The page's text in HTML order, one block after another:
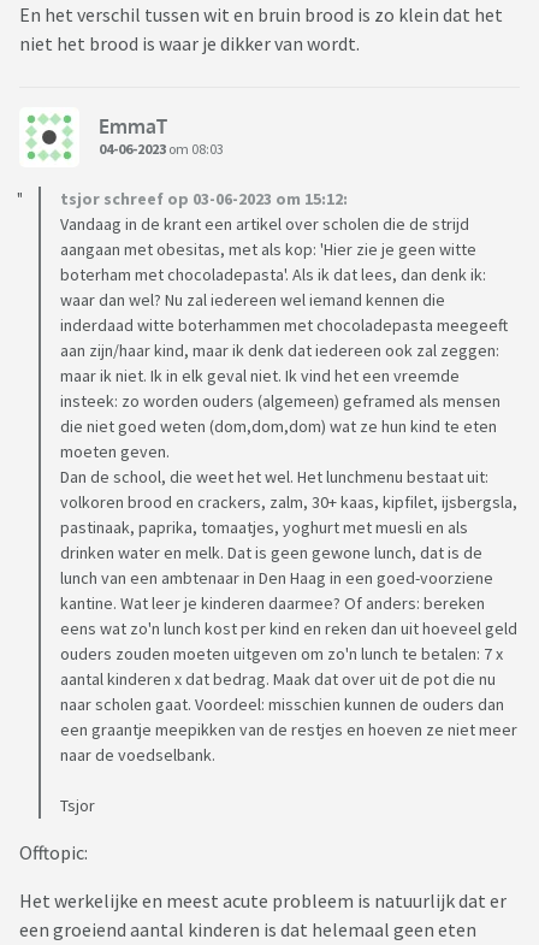
En het verschil tussen wit en bruin brood is zo klein dat het
niet het brood is waar je dikker van wordt.
EmmaT
04-06-2023 om 08:03
tsjor schreef op 03-06-2023 om 15:12:
Vandaag in de krant een artikel over scholen die de strijd
aangaan met obesitas, met als kop: 'Hier zie je geen witte
boterham met chocoladepasta'. Als ik dat lees, dan denk ik:
waar dan wel? Nu zal iedereen wel iemand kennen die
inderdaad witte boterhammen met chocoladepasta meegeeft
aan zijn/haar kind, maar ik denk dat iedereen ook zal zeggen:
maar ik niet. Ik in elk geval niet. Ik vind het een vreemde
insteek: zo worden ouders (algemeen) geframed als mensen
die niet goed weten (dom,dom,dom) wat ze hun kind te eten
moeten geven.
Dan de school, die weet het wel. Het lunchmenu bestaat uit:
volkoren brood en crackers, zalm, 30+ kaas, kipfilet, ijsbergsla,
pastinaak, paprika, tomaatjes, yoghurt met muesli en als
drinken water en melk. Dat is geen gewone lunch, dat is de
lunch van een ambtenaar in Den Haag in een goed-voorziene
kantine. Wat leer je kinderen daarmee? Of anders: bereken
eens wat zo'n lunch kost per kind en reken dan uit hoeveel geld
ouders zouden moeten uitgeven om zo'n lunch te betalen: 7 x
aantal kinderen x dat bedrag. Maak dat over uit de pot die nu
naar scholen gaat. Voordeel: misschien kunnen de ouders dan
een graantje meepikken van de restjes en hoeven ze niet meer
naar de voedselbank.
Tsjor
Offtopic:
Het werkelijke en meest acute probleem is natuurlijk dat er
een groeiend aantal kinderen is dat helemaal geen eten